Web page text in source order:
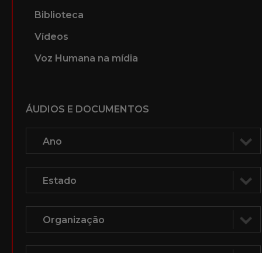
Biblioteca
Vídeos
Voz Humana na mídia
ÁUDIOS E DOCUMENTOS